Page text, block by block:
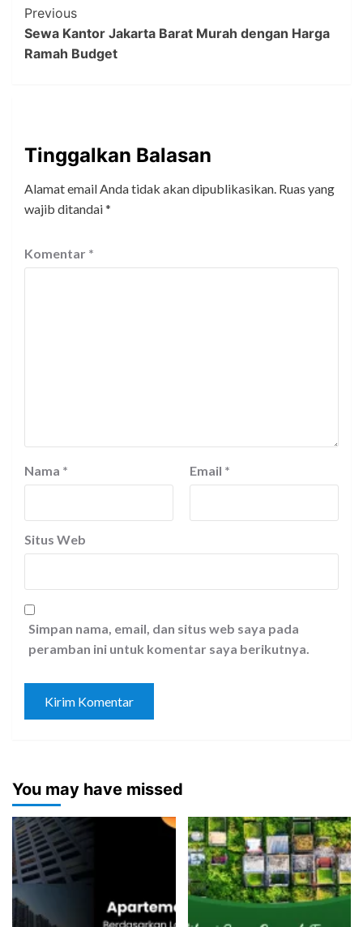
Post
Navigation
Previous
Sewa Kantor Jakarta Barat Murah dengan Harga
Ramah Budget
Tinggalkan Balasan
Alamat email Anda tidak akan dipublikasikan. Ruas yang
wajib ditandai*
Komentar *
Nama * Email *
Situs Web
Simpan nama, email, dan situs web saya pada
peramban ini untuk komentar saya berikutnya.
You may have missed